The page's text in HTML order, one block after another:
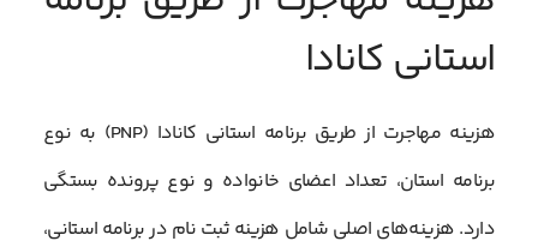
استانی کانادا
هزینه مهاجرت از طریق برنامه استانی کانادا (PNP) به نوع
برنامه استان، تعداد اعضای خانواده و نوع پرونده بستگی
دارد. هزینه‌های اصلی شامل هزینه ثبت نام در برنامه استانی،